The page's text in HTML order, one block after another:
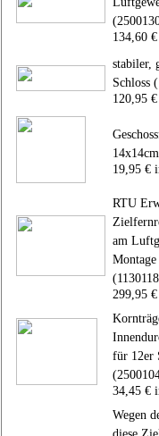
134,60
stabiler,
Schloss
120,95
19,95 €
RTU
am
299,95
für 12er
34,45 €
Wegen